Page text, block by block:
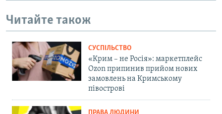
Читайте також
СУСПІЛЬСТВО
«Крим – не Росія»: маркетплейс
Ozon припинив прийом нових
замовлень на Кримському
півострові